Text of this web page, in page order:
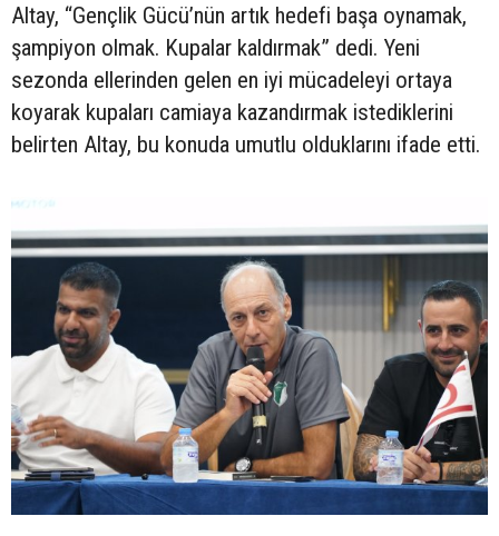
Altay, “Gençlik Gücü’nün artık hedefi başa oynamak,
şampiyon olmak. Kupalar kaldırmak” dedi. Yeni
sezonda ellerinden gelen en iyi mücadeleyi ortaya
koyarak kupaları camiaya kazandırmak istediklerini
belirten Altay, bu konuda umutlu olduklarını ifade etti.